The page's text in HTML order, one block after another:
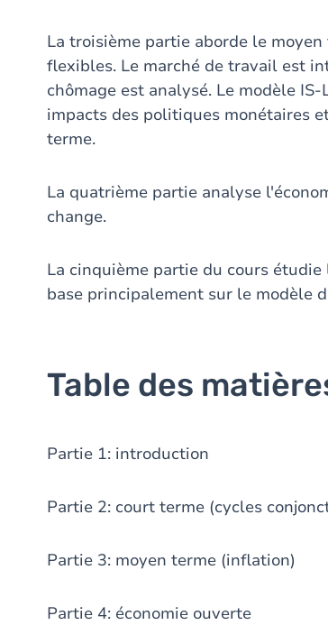
La troisième partie aborde le
flexibles. Le marché de travail est
chômage est analysé. Le modèle
impacts des politiques monétaires
terme.
La quatrième partie analyse
change.
La cinquième partie du cours
base principalement sur le modèle
Table des
Partie 1: introduction
Partie 2: court terme (cycles
Partie 3: moyen terme (inflation)
Partie 4: économie ouverte